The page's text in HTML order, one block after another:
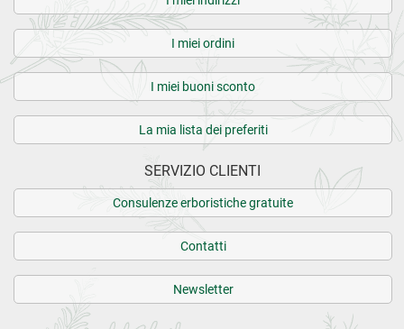
I miei ordini
I miei buoni sconto
La mia lista dei preferiti
SERVIZIO CLIENTI
Consulenze erboristiche gratuite
Contatti
Newsletter